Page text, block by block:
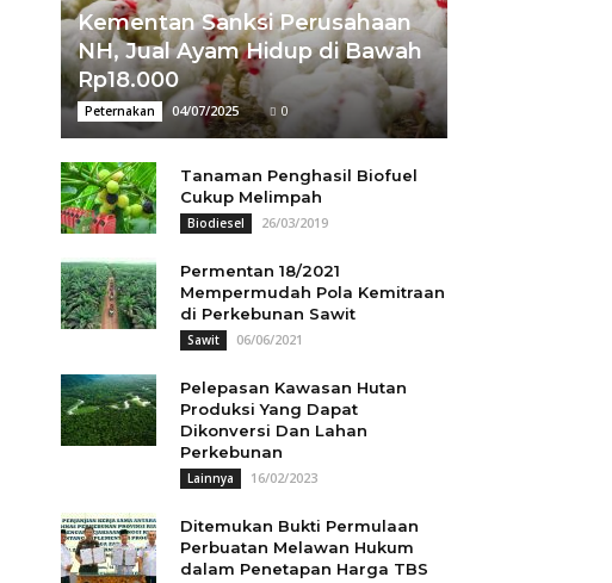
Kementan Sanksi Perusahaan
NH, Jual Ayam Hidup di Bawah
Rp18.000
Peternakan 04/07/2025 0
Tanaman Penghasil Biofuel
Cukup Melimpah
Biodiesel 26/03/2019
Permentan 18/2021
Mempermudah Pola Kemitraan
di Perkebunan Sawit
Sawit 06/06/2021
Pelepasan Kawasan Hutan
Produksi Yang Dapat
Dikonversi Dan Lahan
Perkebunan
Lainnya 16/02/2023
Ditemukan Bukti Permulaan
Perbuatan Melawan Hukum
dalam Penetapan Harga TBS